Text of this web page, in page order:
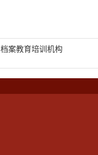
档案教育培训机构